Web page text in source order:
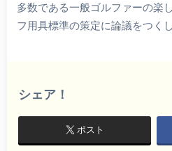
多数である一般ゴルファーの楽
フ用具標準の策定に論議をつく
シェア！
ポスト